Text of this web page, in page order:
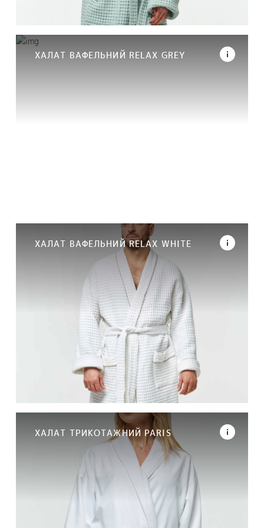
ХАЛАТ ВАФЕЛЬНИЙ RELAX GREY
ХАЛАТ ВАФЕЛЬНИЙ RELAX WHITE
ХАЛАТ ТРИКОТАЖНИЙ PARIS